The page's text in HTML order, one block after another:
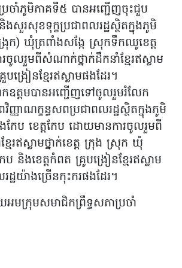
រចាំភូមិភាគទី៥ បានអញ្ជើញចុះជួប
សុខទុក្ខប្រជាពលរដ្ឋស្ថិតក្នុងភូមិ
ក) ឃុំត្រពាំងសង្កែ ស្រុកទឹកឈូខេត្ត
លរួមពីសំណាក់ថ្នាក់ដឹកនាំខ្មែរឥស្លាម
ង្រៀនខ្មែរឥស្លាមផងដែរ។
ឧត្តមបានអញ្ជើញទៅចូលរួមរំលែក
ញាណក្ខន្ធសពប្រជាពលរដ្ឋស្ថិតក្នុងភូមិ
ងកែប ខេត្តកែប ដោយមានការចូលរួមពី
ែរឥស្លាមថ្នាក់ខេត្ត ក្រុង ស្រុក ឃុំ
ប និងខេត្តកំពត គ្រូបង្រៀនខ្មែរឥស្លាម
ដ្ឋយ៉ាងច្រើនកុះករផងដែរ។
មក្រុមសមាជិកព្រឹទ្ធសភាប្រចាំ